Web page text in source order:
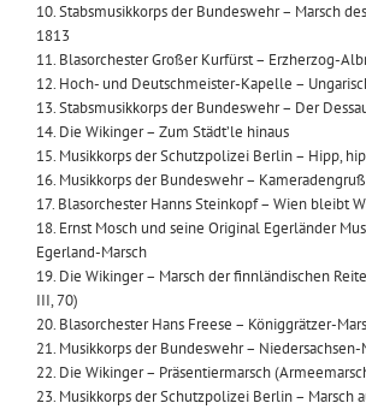
10. Stabsmusikkorps der Bundeswehr – Marsch
1813
11. Blasorchester Großer Kurfürst – Erzherzog-
12. Hoch- und Deutschmeister-Kapelle –
13. Stabsmusikkorps der Bundeswehr – Der
14. Die Wikinger – Zum Städt’le hinaus
15. Musikkorps der Schutzpolizei Berlin – Hipp,
16. Musikkorps der Bundeswehr – Kameradengruß
17. Blasorchester Hanns Steinkopf – Wien bleibt
18. Ernst Mosch und seine Original Egerländer
Egerland-Marsch
19. Die Wikinger – Marsch der finnländischen
III, 70)
20. Blasorchester Hans Freese – Königgrätzer-
21. Musikkorps der Bundeswehr – Niedersachsen-
22. Die Wikinger – Präsentiermarsch
23. Musikkorps der Schutzpolizei Berlin – Marsch